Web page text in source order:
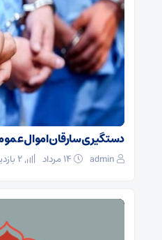
دستگیری سارقان اموال
admin